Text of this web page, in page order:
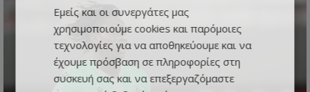
Εμείς και οι συνεργάτες μας
χρησιμοποιούμε cookies και παρόμοιες
τεχνολογίες για να αποθηκεύουμε και να
έχουμε πρόσβαση σε πληροφορίες στη
συσκευή σας και να επεξεργαζόμαστε